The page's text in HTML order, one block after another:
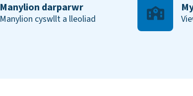
Manylion darparwr
Manylion cyswllt a lleoliad